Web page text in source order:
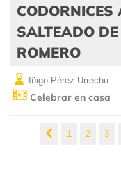
SALTEADO
ROMERO
Iñigo Pérez Urrechu
Celebrar en casa
1 2 3